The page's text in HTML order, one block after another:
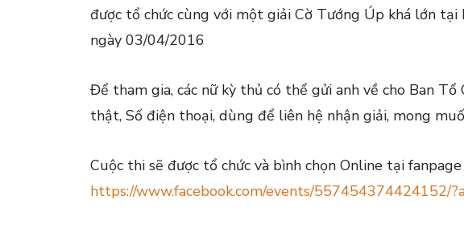
được tổ chức cùng với một giải Cờ Tướng Úp khá lớn
ngày 03/04/2016
Để tham gia, các nữ kỳ thủ có thể gửi anh về cho Ban Tổ
thật, Số điện thoại, dùng để liên hệ nhận giải, mong
Cuộc thi sẽ được tổ chức và bình chọn Online tại
https://www.facebook.com/events/557454374424152/